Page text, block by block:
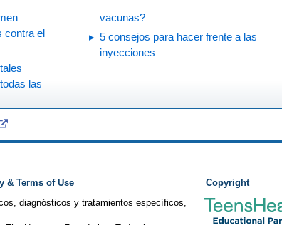
contra el
las
vacunas?
5 consejos para hacer frente a las
inyecciones
& Terms of Use
Copyright
diagnósticos y tratamientos específicos,